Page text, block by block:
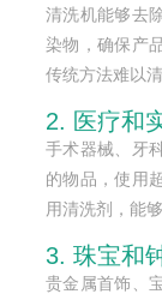
清洗机能够去
染物，确保产
传统方法难以
2. 医疗和
手术器械、牙
的物品，使用
用清洗剂，能
3. 珠宝和
贵金属首饰、